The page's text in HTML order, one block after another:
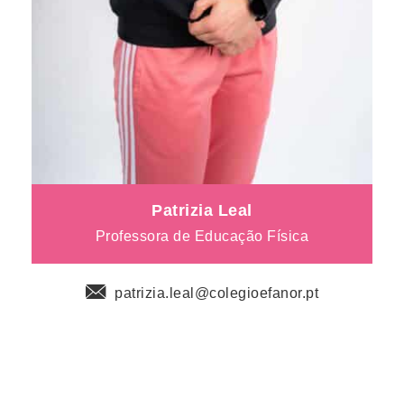
Patrizia Leal
Professora de Educação Física
patrizia.leal@colegioefanor.pt